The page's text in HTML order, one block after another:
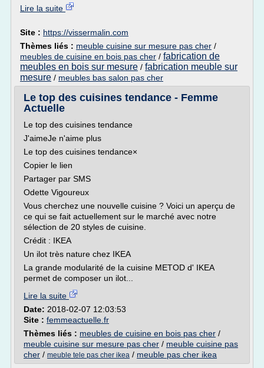
Lire la suite
Site : https://vissermalin.com
Thèmes liés : meuble cuisine sur mesure pas cher /
meubles de cuisine en bois pas cher / fabrication de
meubles en bois sur mesure / fabrication meuble sur
mesure / meubles bas salon pas cher
Le top des cuisines tendance - Femme
Actuelle
Le top des cuisines tendance
J'aimeJe n'aime plus
Le top des cuisines tendance×
Copier le lien
Partager par SMS
Odette Vigoureux
Vous cherchez une nouvelle cuisine ? Voici un aperçu de
ce qui se fait actuellement sur le marché avec notre
sélection de 20 styles de cuisine.
Crédit : IKEA
Un ilot très nature chez IKEA
La grande modularité de la cuisine METOD d' IKEA
permet de composer un ilot...
Lire la suite
Date: 2018-02-07 12:03:53
Site : femmeactuelle.fr
Thèmes liés : meubles de cuisine en bois pas cher /
meuble cuisine sur mesure pas cher / meuble cuisine pas
cher / meuble tele pas cher ikea / meuble pas cher ikea